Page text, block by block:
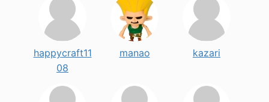
happycraft11
08
manao kazari